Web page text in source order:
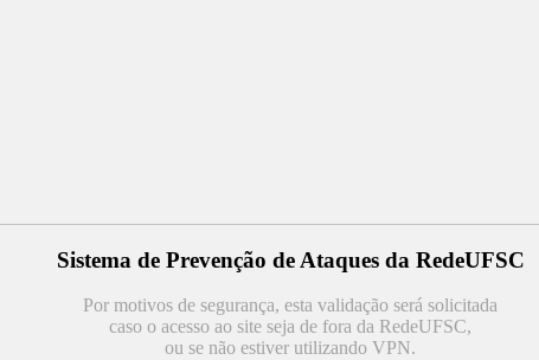
Sistema de Prevenção de Ataques da RedeUFSC
Por motivos de segurança, esta validação será solicitada
caso o acesso ao site seja de fora da RedeUFSC,
ou se não estiver utilizando VPN.